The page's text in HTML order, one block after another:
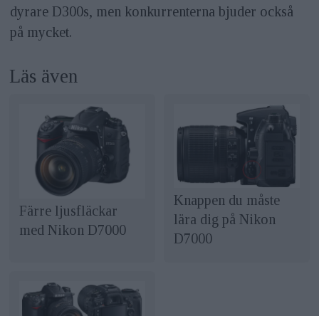
dyrare D300s, men konkurrenterna bjuder också
på mycket.
Läs även
Färre ljusfläckar
med Nikon D7000
Knappen du måste
lära dig på Nikon
D7000